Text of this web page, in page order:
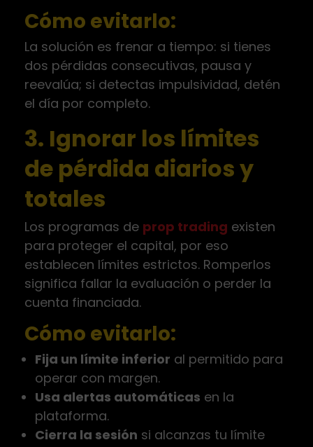
Cómo evitarlo:
La solución es frenar a tiempo: si tienes
dos pérdidas consecutivas, pausa y
reevalúa; si detectas impulsividad, detén
el día por completo.
3. Ignorar los límites
de pérdida diarios y
totales
Los programas de prop trading existen
para proteger el capital, por eso
establecen límites estrictos. Romperlos
significa fallar la evaluación o perder la
cuenta financiada.
Cómo evitarlo:
Fija un límite inferior al permitido para
operar con margen.
Usa alertas automáticas en la
plataforma.
Cierra la sesión si alcanzas tu límite